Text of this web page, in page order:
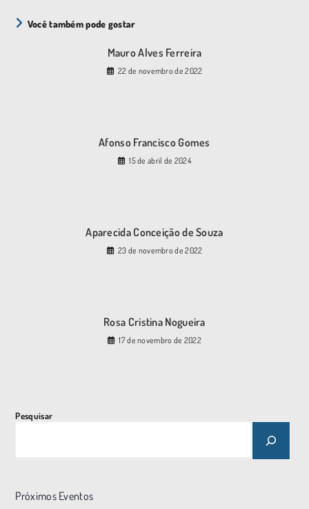
Você também pode gostar
Mauro Alves Ferreira
22 de novembro de 2022
Afonso Francisco Gomes
15 de abril de 2024
Aparecida Conceição de Souza
23 de novembro de 2022
Rosa Cristina Nogueira
17 de novembro de 2022
Pesquisar
Próximos Eventos